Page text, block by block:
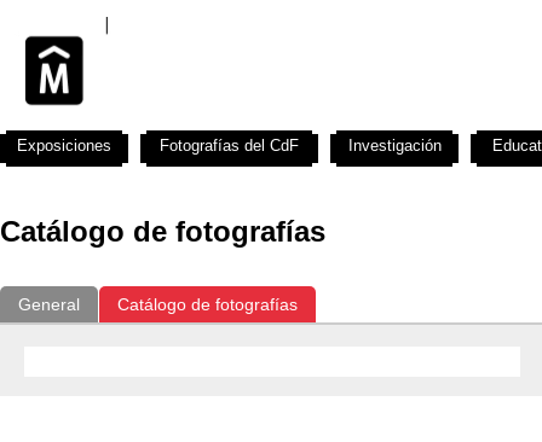
Catálogo de fotografías
General Catálogo de fotografías
Exposiciones Fotografías del CdF Investigación